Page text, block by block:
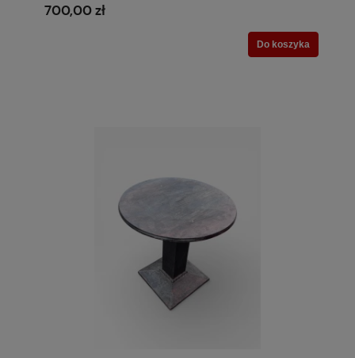
700,00 zł
Do koszyka